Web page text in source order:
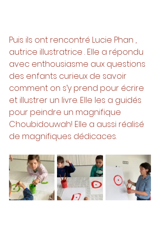
Puis ils ont rencontré Lucie Phan ,
autrice illustratrice . Elle a répondu
avec enthousiasme aux questions
des enfants curieux de savoir
comment on s’y prend pour écrire
et illustrer un livre. Elle les a guidés
pour peindre un magnifique
Choubidouwah! Elle a aussi réalisé
de magnifiques dédicaces.